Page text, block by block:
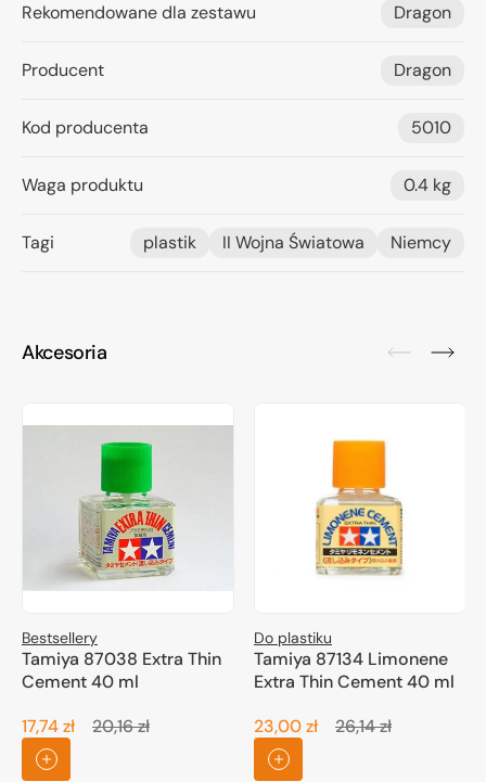
Rekomendowane dla zestawu Dragon
Producent Dragon
Kod producenta 5010
Waga produktu 0.4 kg
Tagi plastik II Wojna Światowa Niemcy
Akcesoria
Bestsellery
Tamiya 87038 Extra Thin
Cement 40 ml
Cena
promocyjna
17,74 zł
Cena
20,16 zł
Do plastiku
Tamiya 87134 Limonene
Extra Thin Cement 40 ml
Cena
promocyjna
23,00 zł
Cena
26,14 zł